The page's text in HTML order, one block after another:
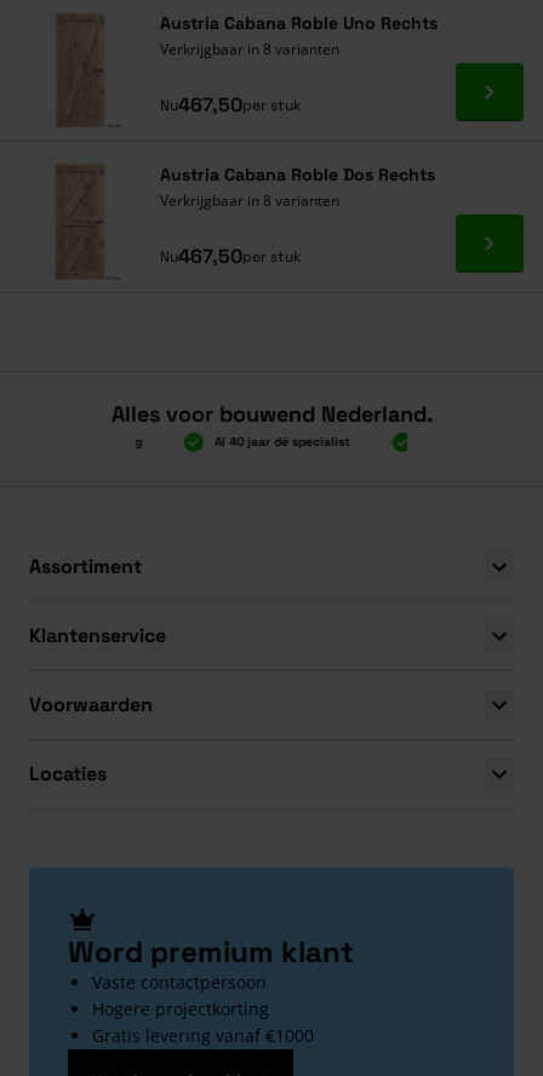
Austria Cabana Roble Uno Rechts
Verkrijgbaar in 8 varianten
Nu467,50per stuk Ga
Austria Cabana Roble Dos Rechts
Verkrijgbaar in 8 varianten
Nu467,50per stuk Ga
Alles voor bouwend Nederland.
Al 40 jaar dé specialist
Alles onder één dak
Assortiment
Klantenservice
Voorwaarden
Locaties
Word premium klant
Vaste contactpersoon
Hogere projectkorting
Gratis levering vanaf €1000